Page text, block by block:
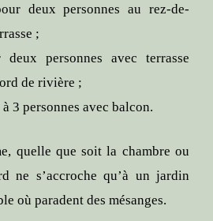
deux personnes au rez-de-
;
personnes avec terrasse
de rivière ;
3 personnes avec balcon.
quelle que soit la chambre ou
ne s’accroche qu’à un jardin
où paradent des mésanges.